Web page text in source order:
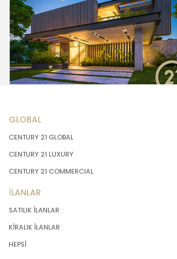
GLOBAL
CENTURY 21 GLOBAL
CENTURY 21 LUXURY
CENTURY 21 COMMERCIAL
İLANLAR
SATILIK İLANLAR
KİRALIK İLANLAR
HEPSİ